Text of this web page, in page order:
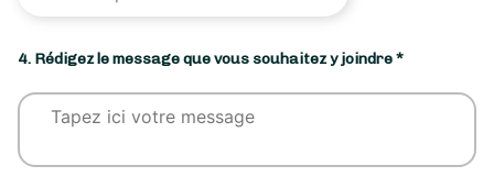
4. Rédigez le message que vous souhaitez y joindre *